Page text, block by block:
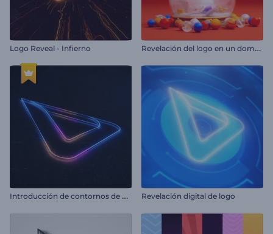
Logo Reveal - Infierno R
evelación del logo en un domo de nieve
I
ntroducción de contornos de neón Revelación digital de logo